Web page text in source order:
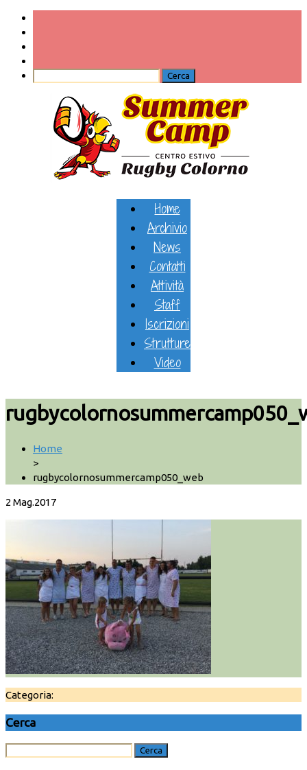
Home
Archivio
News
Contatti
Attività
Staff
Iscrizioni
Strutture
Video
Home
>
rugbycolornosummercamp050_web
2 Mag.2017
Categoria:
Cerca